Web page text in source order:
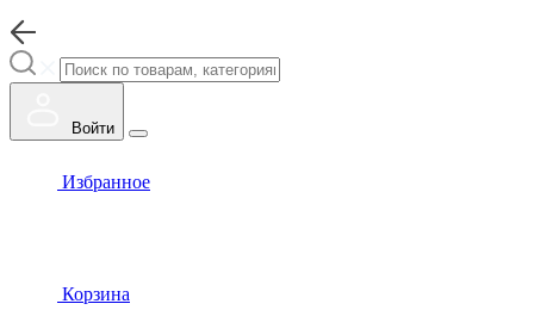
Войти
Избранное
Корзина